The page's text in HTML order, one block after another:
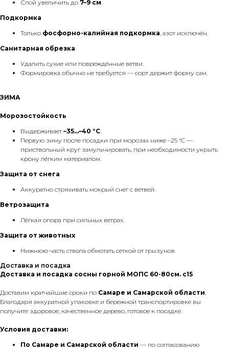
Слой увеличить до 7–9 см.
Подкормка
Только фосфорно-калийная подкормка, азот исключён.
Санитарная обрезка
Удалить сухие или повреждённые ветви.
Формировка обычно не требуется — сорт держит форму сам.
ЗИМА
Морозостойкость
Выдерживает–35…–40 °C.
Первую зиму после посадки при морозах ниже –25 °C —
приствольный круг замульчировать, при необходимости укрыть
крону лёгким материалом.
Защита от снега
Аккуратно стряхивать мокрый снег с ветвей.
Ветрозащита
Лёгкая опора при сильных ветрах.
Защита от животных
Нижнюю часть ствола обмотать сеткой от грызунов.
Доставка и посадка
Доставка и посадка сосны горной МОПС 60-80см. с15
Доставим кратчайшие сроки по Самаре и Самарской области.
Благодаря аккуратной упаковке и бережной транспортировке вы
получите здоровое, качественное дерево, готовое к посадке.
Условия доставки:
По Самаре и Самарской области — по согласованию